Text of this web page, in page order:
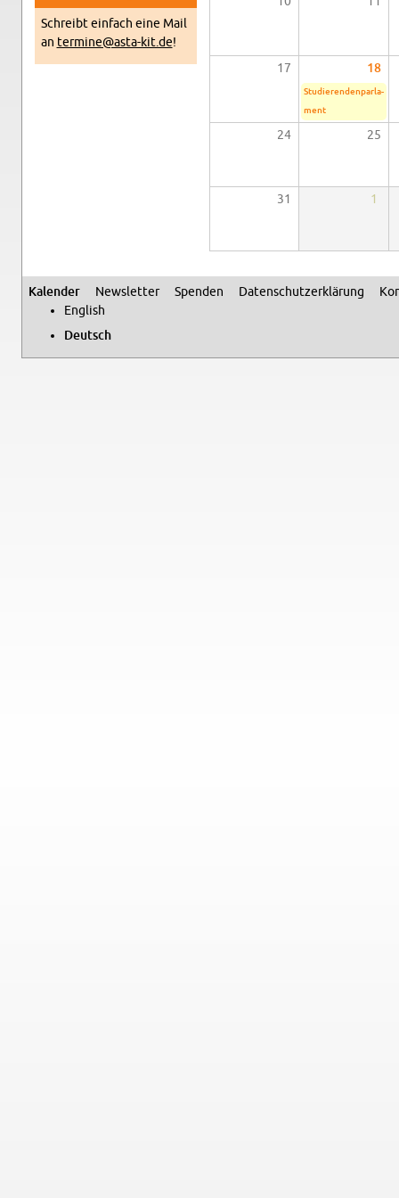
Schreibt ein­fach eine Mail
an termine@​asta-​kit.​de!
17 18
Stu­die­ren­den­par­la­
ment
24 25
31 1
Se­kun­där­me­nü
Ka­len­der News­let­ter Spen­den Da­ten­schutz­er­klä­rung
Eng­lish
Deutsch